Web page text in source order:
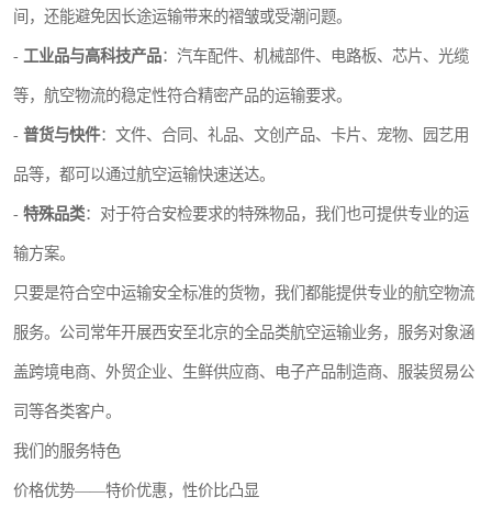
间，还能避免因长途运输带来的褶皱或受潮问题。
- 工业品与高科技产品：汽车配件、机械部件、电路板、芯片、光缆
等，航空物流的稳定性符合精密产品的运输要求。
- 普货与快件：文件、合同、礼品、文创产品、卡片、宠物、园艺用
品等，都可以通过航空运输快速送达。
- 特殊品类：对于符合安检要求的特殊物品，我们也可提供专业的运
输方案。
只要是符合空中运输安全标准的货物，我们都能提供专业的航空物流
服务。公司常年开展西安至北京的全品类航空运输业务，服务对象涵
盖跨境电商、外贸企业、生鲜供应商、电子产品制造商、服装贸易公
司等各类客户。
我们的服务特色
价格优势——特价优惠，性价比凸显